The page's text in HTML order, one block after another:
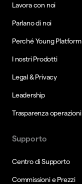
Lavora con noi
Parlano di noi
Perché Young Platform
I nostri Prodotti
Legal & Privacy
Leadership
Trasparenza operazioni
Supporto
Centro di Supporto
Commissioni e Prezzi